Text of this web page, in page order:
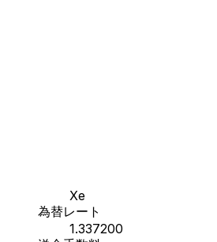
Xe
為替レート
1.337200